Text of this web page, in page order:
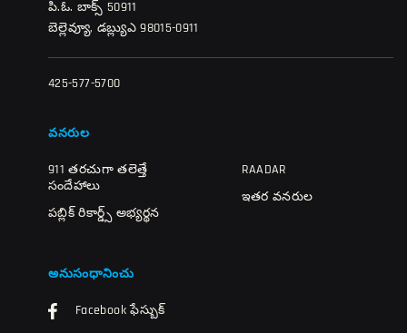
పి.ఓ. బాక్స్ 50911
బెల్లెవ్యూ, డబ్ల్యుఎ 98015-0911
425-577-5700
వనరుల
911 తరచుగా తలెత్తే
సందేహాలు
పబ్లిక్ రికార్డ్స్ అభ్యర్థన
RAADAR
ఇతర వనరుల
అనుసంధానించు
Facebook ఫేస్బుక్